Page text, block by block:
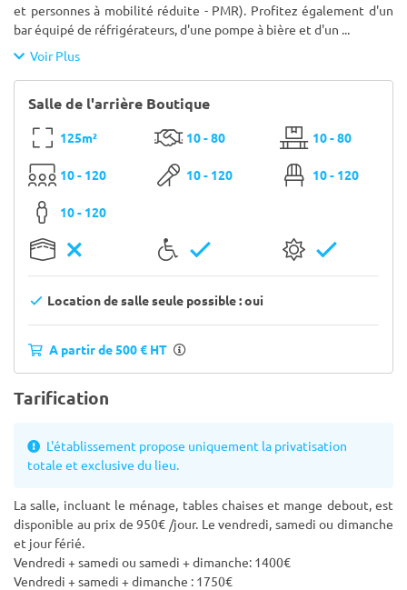
et personnes à mobilité réduite - PMR). Profitez également d'un
bar équipé de réfrigérateurs, d'une pompe à bière et d'un ...
Voir Plus
Salle de l'arrière Boutique
125m² 10 - 80 10 - 80
10 - 120 10 - 120 10 - 120
10 - 120
Location de salle seule possible : oui
A partir de 500 € HT
Tarification
L'établissement propose uniquement la privatisation
totale et exclusive du lieu.
La salle, incluant le ménage, tables chaises et mange debout, est
disponible au prix de 950€ /jour. Le vendredi, samedi ou dimanche
et jour férié.
Vendredi + samedi ou samedi + dimanche: 1400€
Vendredi + samedi + dimanche : 1750€